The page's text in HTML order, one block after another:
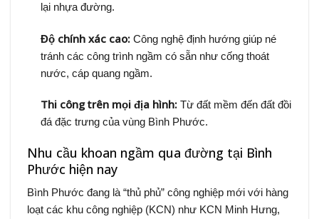
lại nhựa đường.
Độ chính xác cao: Công nghệ định hướng giúp né
tránh các công trình ngầm có sẵn như cống thoát
nước, cáp quang ngầm.
Thi công trên mọi địa hình: Từ đất mềm đến đất đồi
đá đặc trưng của vùng Bình Phước.
Nhu cầu khoan ngầm qua đường tại Bình
Phước hiện nay
Bình Phước đang là “thủ phủ” công nghiệp mới với hàng
loạt các khu công nghiệp (KCN) như KCN Minh Hưng,